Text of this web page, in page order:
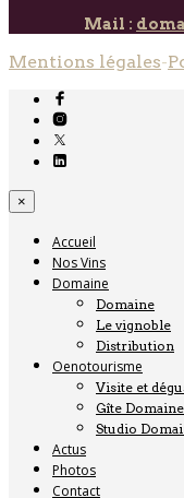
Mail :
Mentions légales-
×
Accueil
Nos Vins
Domaine
Domaine
Le vignoble
Distribution
Oenotourisme
Visite et
Gîte
Studio
Actus
Photos
Contact